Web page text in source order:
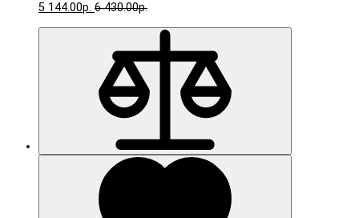
5 144.00р. 6 430.00р.